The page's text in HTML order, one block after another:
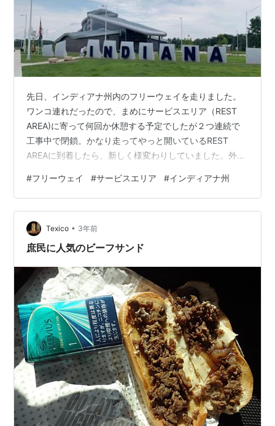
先日、インディアナ州内のフリーウェイを走りました。
ワンコ連れだったので、まめにサービスエリア（REST
AREA)に寄って何回か休憩する予定でしたが２つ連続で
工事中で閉鎖。かなり走ってやっと開いているREST
AREAに到着したら、新しく様変わりしていました。外に
パークまであります。屋内もインディアナらしい飾り付
けなどがあって、とても綺麗になっていました。
#フリーウェイ #サービスエリア #インディアナ州
Texico • 3年前
庶民に人気のビーフサンド